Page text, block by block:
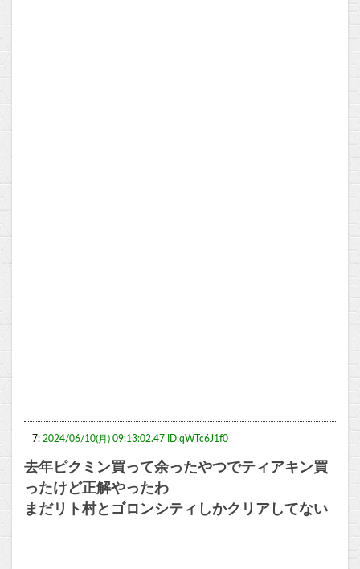
7: 2024/06/10(月) 09:13:02.47 ID:qWTc6J1f0
去年ピクミン買って余ったやつでティアキン買
ったけど正解やったわ
まだリト村とゴロンシティしかクリアしてない